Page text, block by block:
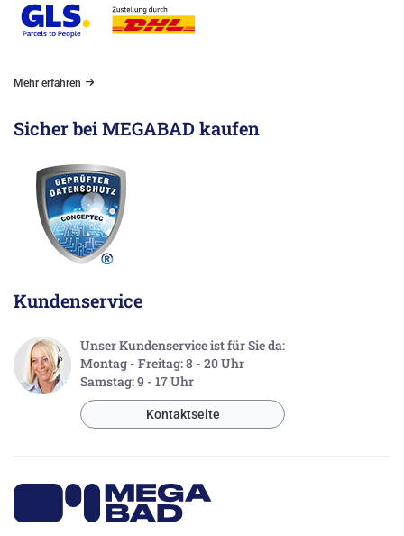
Mehr erfahren
Sicher bei MEGABAD kaufen
Kundenservice
Unser Kundenservice ist für Sie da:
Montag - Freitag: 8 - 20 Uhr
Samstag: 9 - 17 Uhr
Kontaktseite